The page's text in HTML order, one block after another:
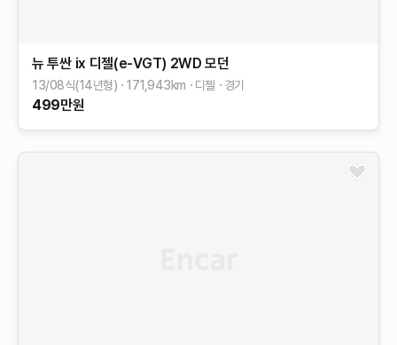
뉴 투싼 ix 디젤(e-VGT) 2WD 모던
13/08식(14년형) 171,943km 디젤 경기
499만원